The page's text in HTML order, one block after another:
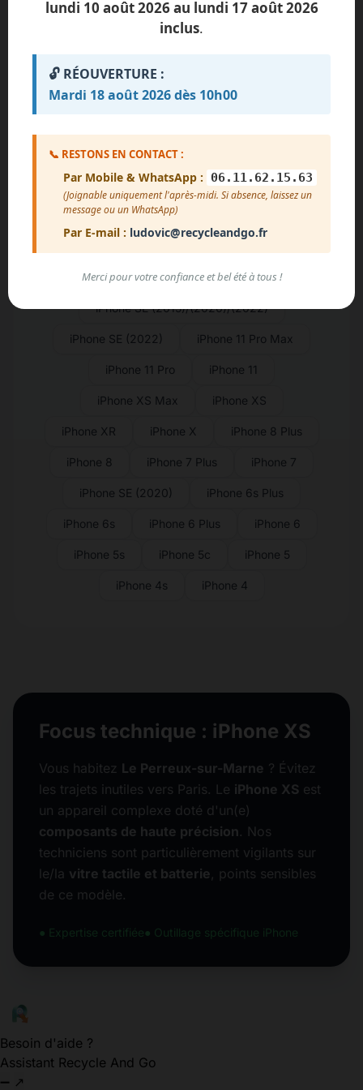
iPhone 16 Pro Max
iPhone 15 Pro iPhone 15 Plus
iPhone 14 Pro
iPhone 13 Mini iPhone 13 Pro Max
iPhone 13 Pro
iPhone 12 Pro iPhone 12
iPhone SE (2015)/(2020)/(2022)
iPhone SE (2022) iPhone 11 Pro Max
iPhone 11 Pro iPhone 11
iPhone XS Max iPhone XS
iPhone XR iPhone X iPhone 8 Plus
iPhone 8 iPhone 7 Plus iPhone 7
iPhone SE (2020) iPhone 6s Plus
iPhone 6s iPhone 6 Plus iPhone 6
iPhone 5s iPhone 5c iPhone 5
iPhone 4s iPhone 4
Focus technique : iPhone XS
Vous habitez Le Perreux-sur-Marne ? Évitez
les trajets inutiles vers Paris. Le iPhone XS est
un appareil complexe doté d'un(e)
composants de haute précision. Nos
techniciens sont particulièrement vigilants sur
le/la vitre tactile et batterie, points sensibles
de ce modèle.
● Expertise certifiée● Outillage spécifique iPhone
Besoin d'aide ?
Assistant Recycle And Go
➖ ↗
lundi 10 août 2026 au lundi 17 août 2026
inclus.
🔓 RÉOUVERTURE :
Mardi 18 août 2026 dès 10h00
📞 RESTONS EN CONTACT :
Par Mobile & WhatsApp : 06.11.62.15.63
(Joignable uniquement l'après-midi. Si absence, laissez un
message ou un WhatsApp)
Par E-mail : ludovic@recycleandgo.fr
Merci pour votre confiance et bel été à tous !